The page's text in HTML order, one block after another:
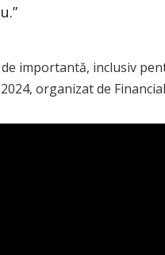
importantă, inclusiv
organizat de